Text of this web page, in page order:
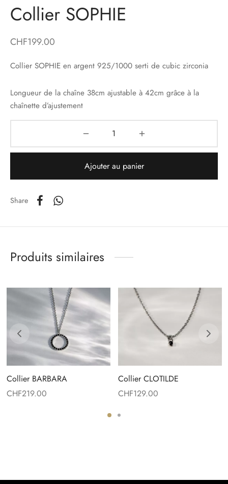
Collier SOPHIE
CHF199.00
Collier SOPHIE en argent 925/1000 serti de cubic zirconia
Longueur de la chaîne 38cm ajustable à 42cm grâce à la
chaînette d’ajustement
Ajouter au panier
Share
Produits similaires
Collier BARBARA
CHF219.00
Collier CLOTILDE
CHF129.00
d’oreilles